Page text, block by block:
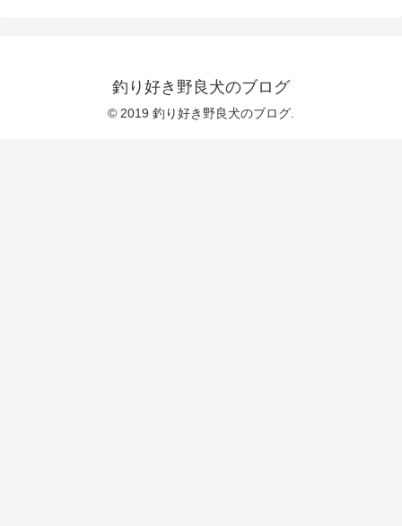
釣り好き野良犬のブログ
© 2019 釣り好き野良犬のブログ.